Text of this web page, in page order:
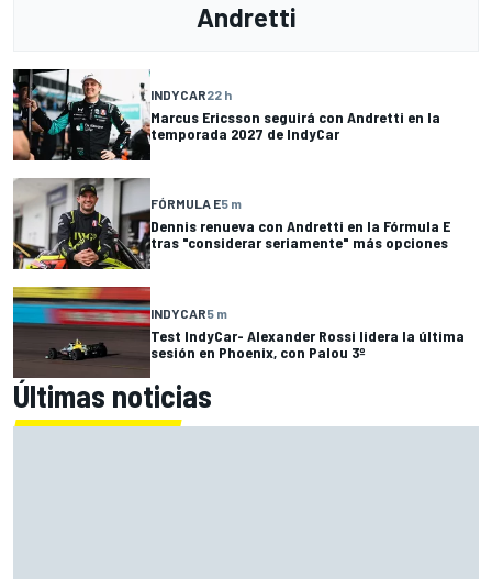
Andretti
INDYCAR22 h
Marcus Ericsson seguirá con Andretti en la
temporada 2027 de IndyCar
FÓRMULA E5 m
Dennis renueva con Andretti en la Fórmula E
tras "considerar seriamente" más opciones
INDYCAR5 m
Test IndyCar- Alexander Rossi lidera la última
sesión en Phoenix, con Palou 3º
Últimas noticias